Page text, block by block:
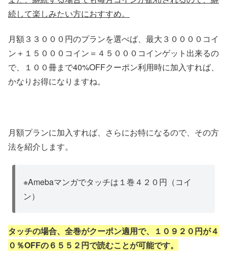
続して楽しみたい方におすすめ。
月額３３０００円のプランを選べば、最大３００００コイ
ン＋１５０００コイン＝４５０００コインゲット出来るの
で、１００冊まで40%OFFクーポン利用時に加入すれば、
かなりお得になりますね。
月額プランに加入すれば、さらにお特になるので、その方
法を紹介します。
※Amebaマンガでタッチは１巻４２０円（コイ
ン）
タッチの場合、全巻がクーポン適用で、１０９２０円が４
０％OFFの６５５２円で読むことが可能です。